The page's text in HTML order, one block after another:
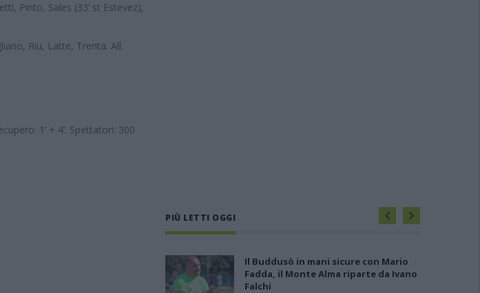
Pinto, Sales (33’ st Estevez);
Riu, Latte, Trenta. All.
1’ + 4’. Spettatori: 300
PIÙ LETTI OGGI
Il Buddusò in mani sicure con Mario
Fadda, il Monte Alma riparte da Ivano
Falchi